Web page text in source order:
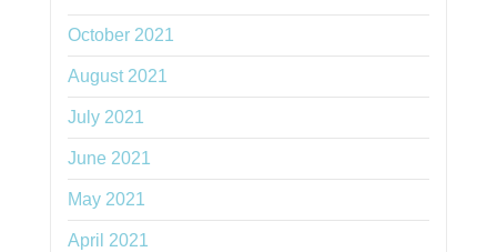
October 2021
August 2021
July 2021
June 2021
May 2021
April 2021